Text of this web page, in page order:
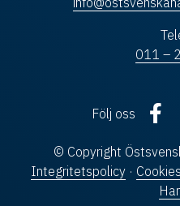
011 –
Följ oss
© Copyright
Integritetspolicy · Cookies